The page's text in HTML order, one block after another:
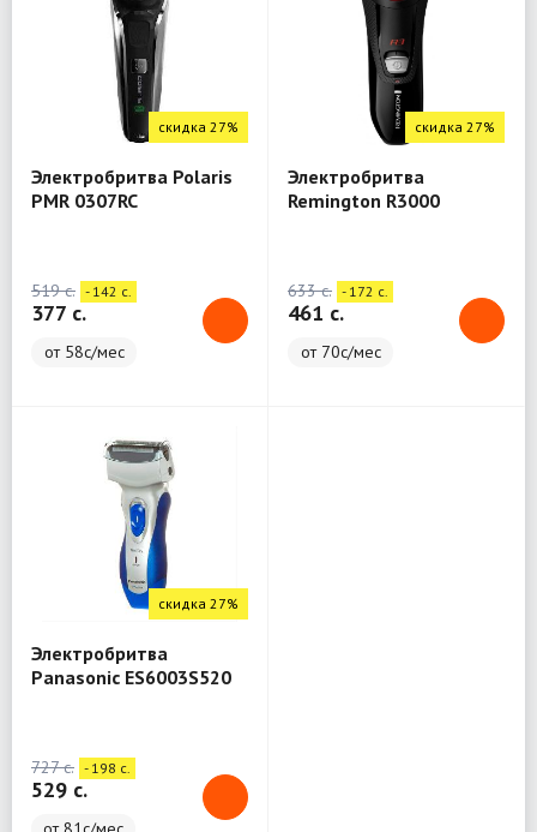
скидка 27%
Электробритва Polaris
PMR 0307RC
519 c. - 142 c.
377 c.
от 58с/мес
скидка 27%
Электробритва
Remington R3000
633 c. - 172 c.
461 c.
от 70с/мес
скидка 27%
Электробритва
Panasonic ES6003S520
727 c. - 198 c.
529 c.